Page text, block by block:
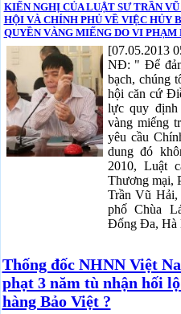
KIẾN NGHỊ CỦA LUẬT SƯ TRẦN
HỘI VÀ CHÍNH PHỦ VỀ VIỆC HỦY
QUYỀN VÀNG MIẾNG DO VI
[07.05.2013
NĐ: " Để
bạch, chúng
hội căn cứ
lực quy định
vàng miếng
yêu cầu
dung đó
2010, Luật
Thương mại,
Trần Vũ Hải,
phố Chùa
Đống Đa, Hà
Thống đốc NHNN Việt
phạt 3 năm tù nhận hối
hàng Bảo Việt ?